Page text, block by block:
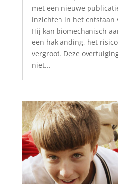
met een nieuwe
inzichten in het ontstaan
Hij kan biomechanisch
een haklanding, het
vergroot. Deze
niet...